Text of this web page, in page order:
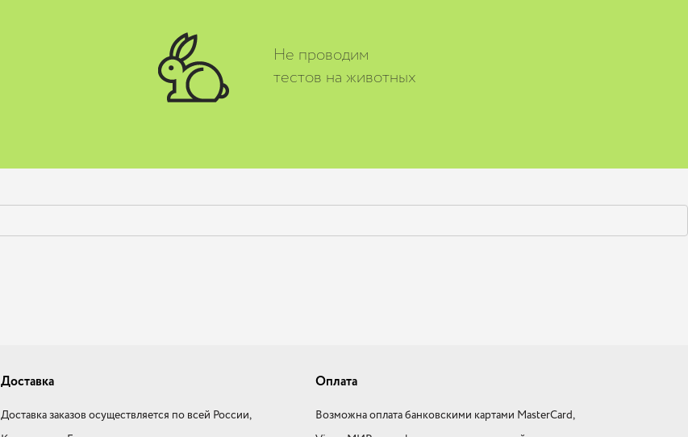
Не проводим
тестов на животных
Доставка
Доставка заказов осуществляется по всей России,
Оплата
Возможна оплата банковскими картами MasterCard,